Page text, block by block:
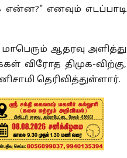
எனவும் எடப்பாடி
ஆதரவு அளித்து
விரோத திமுக-விற்கு,
தெரிவித்துள்ளார்.